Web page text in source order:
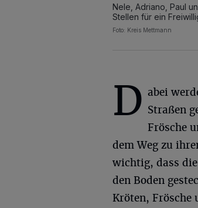
Nele, Adriano, Paul
Stellen für ein
Foto: Kreis Mettmann
D abei
Straßen
Frösche
dem Weg zu
wichtig, dass
den Boden
Kröten,